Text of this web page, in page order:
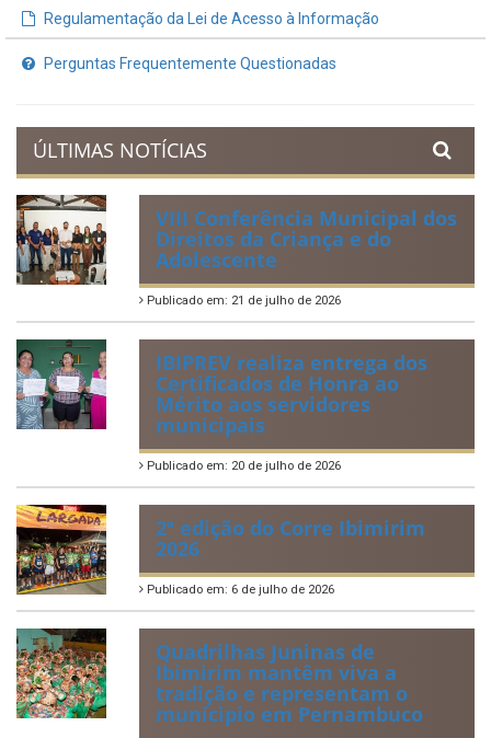
Regulamentação da Lei de Acesso à Informação
Perguntas Frequentemente Questionadas
ÚLTIMAS NOTÍCIAS
VIII Conferência Municipal dos
Direitos da Criança e do
Adolescente
Publicado em: 21 de julho de 2026
IBIPREV realiza entrega dos
Certificados de Honra ao
Mérito aos servidores
municipais
Publicado em: 20 de julho de 2026
2ª edição do Corre Ibimirim
2026
Publicado em: 6 de julho de 2026
Quadrilhas Juninas de
Ibimirim mantêm viva a
tradição e representam o
munícipio em Pernambuco